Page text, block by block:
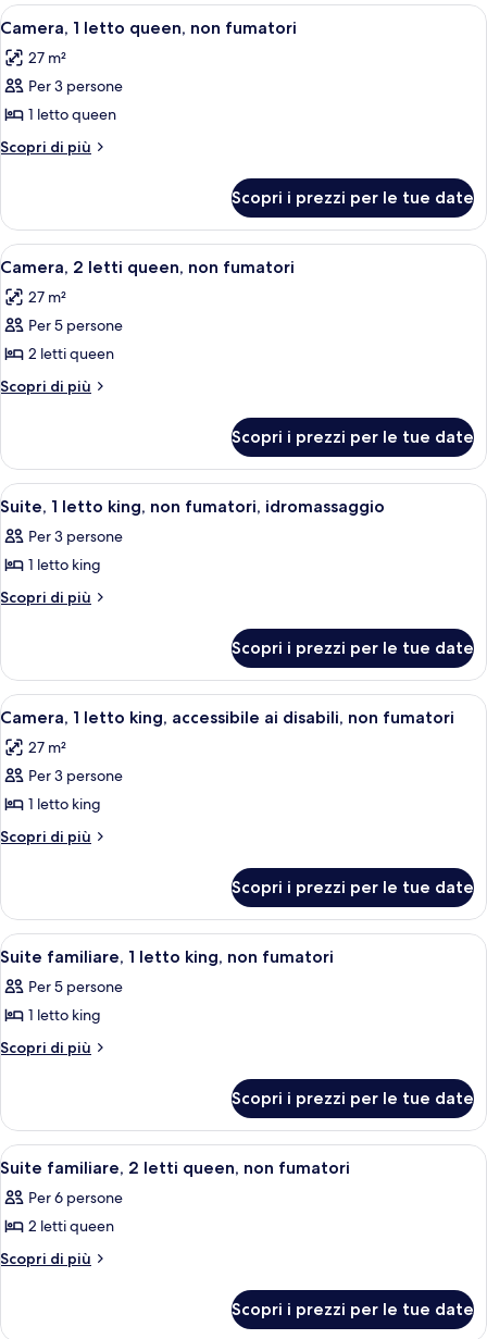
fumatori
letto
king,
fumatori
Apri
tutte
le
foto
per
Camera,
queen,
non
fumatori
Una camera d'hotel con un letto
3
Camera, 1 letto queen, non fumatori
27 m²
Per 3 persone
1 letto queen
Scopri di più
Altri
1
letto
queen,
fumatori
Scopri i prezzi per le tue date
Apri
tutte
le
foto
per
Camera,
queen,
non
fumatori
Una camera d'albergo con due letti,
3
Camera, 2 letti queen, non fumatori
27 m²
Per 5 persone
2 letti queen
Scopri di più
Altri
2
letti
queen,
fumatori
Scopri i prezzi per le tue date
Apri
tutte
le
foto
per
letto
king,
non
fumatori,
idromassaggio
Una camera d'albergo con un letto
3
Suite, 1 letto king, non fumatori, idromassaggio
Per 3 persone
1 letto king
Scopri di più
Altri
1
letto
king,
fumatori,
idromassaggio
Scopri i prezzi per le tue date
Apri
tutte
le
foto
per
Camera,
king,
accessibile
ai
disabili,
non
Una camera d'hotel con un letto
3
Camera, 1 letto king, accessibile ai disabili, non fumatori
27 m²
Per 3 persone
1 letto king
Scopri di più
Altri
1
letto
king,
ai
disabili,
fumatori
Scopri i prezzi per le tue date
Apri
tutte
le
foto
per
1
letto
king,
non
fumatori
Una camera d'hotel con un letto
3
Suite familiare, 1 letto king, non fumatori
Per 5 persone
1 letto king
Scopri di più
Altri
familiare,
letto
non
fumatori
Scopri i prezzi per le tue date
Apri
tutte
le
foto
per
2
Una camera d'albergo con due letti,
3
Suite familiare, 2 letti queen, non fumatori
Per 6 persone
2 letti queen
Scopri di più
Altri
Scopri i prezzi per le tue date